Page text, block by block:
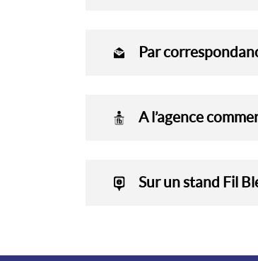
Par
A l’agence
Sur un stand Fil